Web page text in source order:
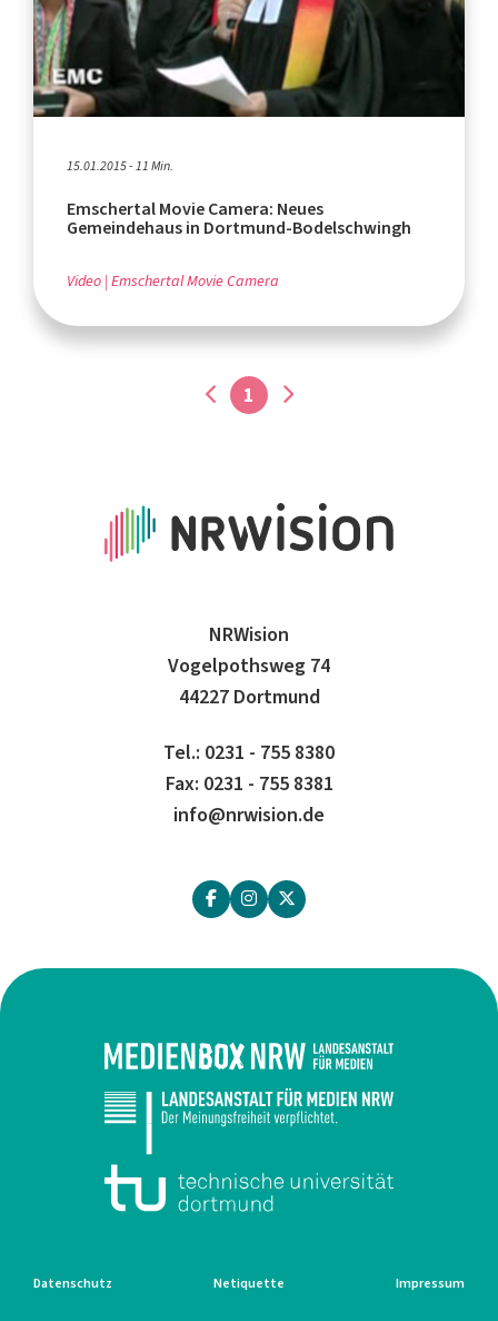
15.01.2015 - 11 Min.
Emschertal Movie Camera: Neues
Gemeindehaus in Dortmund-Bodelschwingh
Video Emschertal Movie Camera
1
NRWision
Vogelpothsweg 74
44227 Dortmund
Tel.: 0231 - 755 8380
Fax: 0231 - 755 8381
info@nrwision.de
Datenschutz Netiquette Impressum